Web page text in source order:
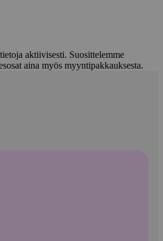
aktiivisesti. Suosittelemme
aina myös myyntipakkauksesta.